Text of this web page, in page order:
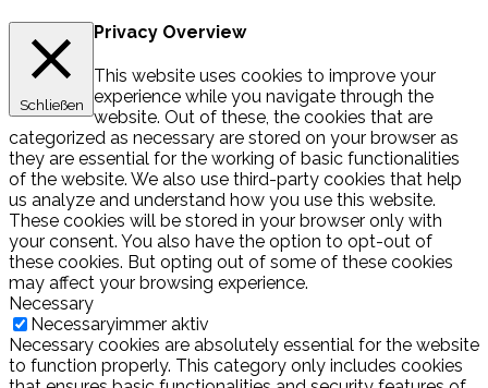
Schließen
Privacy Overview
This website uses cookies to improve your
experience while you navigate through the
website. Out of these, the cookies that are
categorized as necessary are stored on your browser as
they are essential for the working of basic functionalities
of the website. We also use third-party cookies that help
us analyze and understand how you use this website.
These cookies will be stored in your browser only with
your consent. You also have the option to opt-out of
these cookies. But opting out of some of these cookies
may affect your browsing experience.
Necessary
Necessaryimmer aktiv
Necessary cookies are absolutely essential for the website
to function properly. This category only includes cookies